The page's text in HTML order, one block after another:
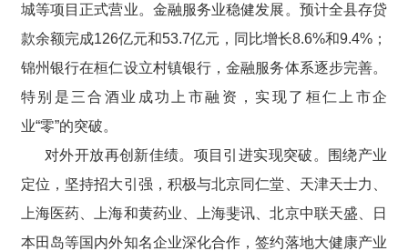
城等项目正式营业。金融服务业稳健发展。预计全县存贷
款余额完成126亿元和53.7亿元，同比增长8.6%和9.4%；
锦州银行在桓仁设立村镇银行，金融服务体系逐步完善。
特别是三合酒业成功上市融资，实现了桓仁上市企
业“零”的突破。
对外开放再创新佳绩。项目引进实现突破。围绕产业
定位，坚持招大引强，积极与北京同仁堂、天津天士力、
上海医药、上海和黄药业、上海斐讯、北京中联天盛、日
本田岛等国内外知名企业深化合作，签约落地大健康产业